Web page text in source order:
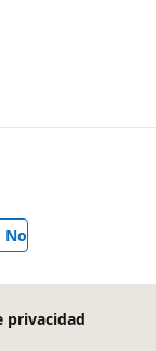
No
privacidad